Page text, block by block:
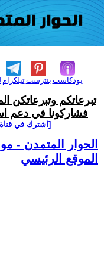
تيلكرامبنترست بودكاست
تبرعاتكم وتبرعاتكن
فشاركونا في دعم
[اشترك في
الحوار المتمدن -
الموقع الرئيسي